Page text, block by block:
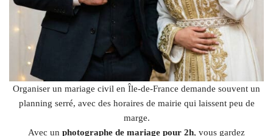
Organiser un mariage civil en Île-de-France demande souvent un
planning serré, avec des horaires de mairie qui laissent peu de
marge.
Avec un photographe de mariage pour 2h, vous gardez